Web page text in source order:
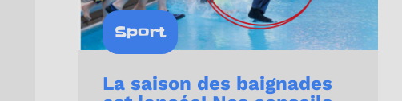
Sport
La saison des baignades